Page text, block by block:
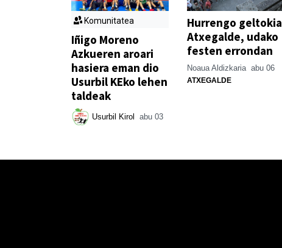
Komunitatea
Iñigo Moreno
Azkueren aroari
hasiera eman dio
Usurbil KEko lehen
taldeak
Usurbil Kirol abu 03
Hurrengo geltokia
Atxegalde, udako
festen errondan
Noaua Aldizkaria abu 06
ATXEGALDE